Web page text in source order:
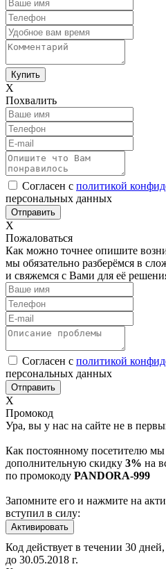
Х
Похвалить
Согласен с политикой
персональных данных
Х
Пожаловаться
Как можно точнее опишите
мы обязательно разберёмся в
и свяжемся с Вами для её
Согласен с политикой
персональных данных
Х
Промокод
Ура, вы у нас на сайте не в
Как постоянному посетителю мы
дополнительную скидку 3% на
по промокоду PANDORA-999
Запомните его и нажмите на
вступил в силу:
Код действует в течении 30 дней,
до 30.05.2018 г.